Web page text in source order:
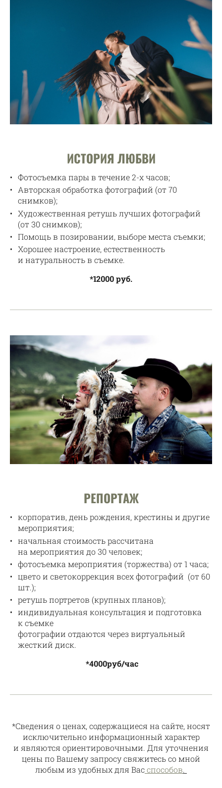
ИСТОРИЯ ЛЮБВИ
Фотосъемка пары в течение 2-х часов;
Авторская обработка фотографий (от 70
снимков);
Художественная ретушь лучших фотографий
(от 30 снимков);
Помощь в позировании, выборе места съемки;
Хорошее настроение, естественность
и натуральность в съемке.
*12000 руб.
РЕПОРТАЖ
корпоратив, день рождения, крестины и другие
мероприятия;
начальная стоимость рассчитана
на мероприятия до 30 человек;
фотосъемка мероприятия (торжества) от 1 часа;
цвето и светокоррекция всех фотографий (от 60
шт.);
ретушь портретов (крупных планов);
индивидуальная консультация и подготовка
к съемке
фотографии отдаются через виртуальный
жесткий диск.
*4000руб/час
*Сведения о ценах, содержащиеся на сайте, носят
исключительно информационный характер
и являются ориентировочными. Для уточнения
цены по Вашему запросу свяжитесь со мной
любым из удобных для Васспособов.